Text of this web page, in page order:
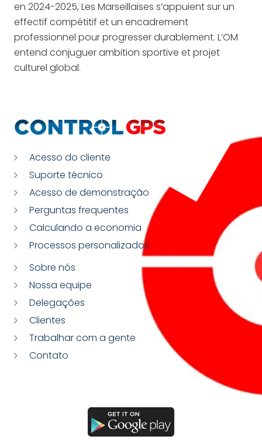
en 2024-2025, Les Marseillaises s’appuient sur un
effectif compétitif et un encadrement
professionnel pour progresser durablement. L’OM
entend conjuguer ambition sportive et projet
culturel global.
Acesso do cliente
Suporte técnico
Acesso de demonstração
Perguntas frequentes
Calculando a economia
Processos personalizados
Sobre nós
Nossa equipe
Delegações
Clientes
Trabalhar com a gente
Contato